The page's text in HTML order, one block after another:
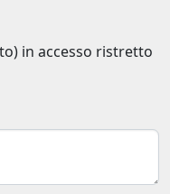
in accesso ristretto